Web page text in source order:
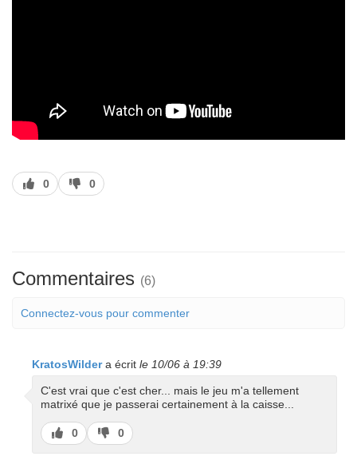
J’aime
0
J’aime
pas
0
Commentaires (6)
Connectez-vous pour commenter
KratosWildera écrit le 10/06 à 19:39
C'est vrai que c'est cher... mais le jeu m'a tellement
matrixé que je passerai certainement à la caisse...
J’aime
0
J’aime
pas
0